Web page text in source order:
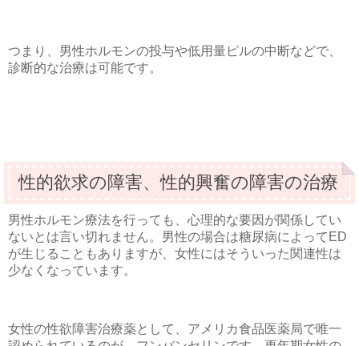
つまり、男性ホルモンの投与や低用量ピルの中断などで、
診断的な治療は可能です。
性的欲求の障害、性的興奮の障害の治療
男性ホルモン療法を行っても、心理的な要因が関係してい
ないとは言い切れません。男性の場合は糖尿病によってED
が生じることもありますが、女性にはそういった関連性は
少なくなっています。
女性の性欲障害治療薬として、アメリカ食品医薬局で唯一